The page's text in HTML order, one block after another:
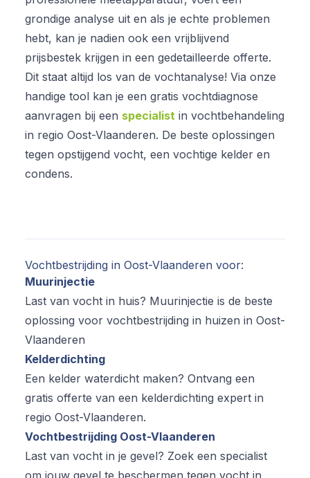
grondige analyse uit en als je echte problemen
hebt, kan je nadien ook een vrijblijvend
prijsbestek krijgen in een gedetailleerde offerte.
Dit staat altijd los van de vochtanalyse! Via onze
handige tool kan je een gratis vochtdiagnose
aanvragen bij een specialist in vochtbehandeling
in regio Oost-Vlaanderen. De beste oplossingen
tegen opstijgend vocht, een vochtige kelder en
condens.
Vochtbestrijding in Oost-Vlaanderen voor:
Muurinjectie
Last van vocht in huis? Muurinjectie is de beste
oplossing voor vochtbestrijding in huizen in Oost-
Vlaanderen
Kelderdichting
Een kelder waterdicht maken? Ontvang een
gratis offerte van een kelderdichting expert in
regio Oost-Vlaanderen.
Vochtbestrijding Oost-Vlaanderen
Last van vocht in je gevel? Zoek een specialist
om jouw gevel te beschermen tegen vocht in